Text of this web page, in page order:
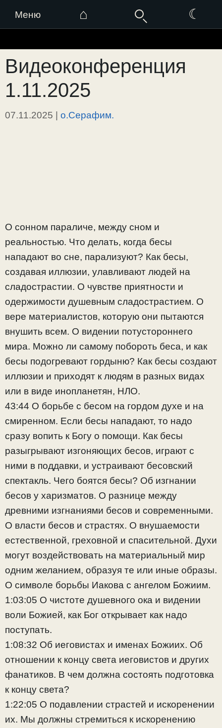
Меню ⌂ ☾
к
содержимому
Видеоконференция
1.11.2025
07.11.2025 | о.Серафим.
О сонном параличе, между сном и
реальностью. Что делать, когда бесы
нападают во сне, парализуют? Как бесы,
создавая иллюзии, улавливают людей на
сладострастии. О чувстве приятности и
одержимости душевным сладострастием. О
вере материалистов, которую они пытаются
внушить всем. О видении потустороннего
мира. Можно ли самому побороть беса, и как
бесы подогревают гордыню? Как бесы создают
иллюзии и приходят к людям в разных видах
или в виде инопланетян, НЛО.
43:44 О борьбе с бесом на гордом духе и на
смиренном. Если бесы нападают, то надо
сразу вопить к Богу о помощи. Как бесы
разыгрывают изгоняющих бесов, играют с
ними в поддавки, и устраивают бесовский
спектакль. Чего боятся бесы? Об изгнании
бесов у харизматов. О разнице между
древними изгнаниями бесов и современными.
О власти бесов и страстях. О внушаемости
естественной, греховной и спасительной. Духи
могут воздействовать на материальный мир
одним желанием, образуя те или иные образы.
О символе борьбы Иакова с ангелом Божиим.
1:03:05 О чистоте душевного ока и видении
воли Божией, как Бог открывает как надо
поступать.
1:08:32 Об иеговистах и именах Божиих. Об
отношении к концу света иеговистов и других
фанатиков. В чем должна состоять подготовка
к концу света?
1:22:05 О подавлении страстей и искоренении
их. Мы должны стремиться к искоренению